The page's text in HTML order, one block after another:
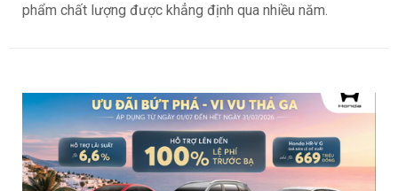
phẩm chất lượng được khẳng định qua nhiều năm.